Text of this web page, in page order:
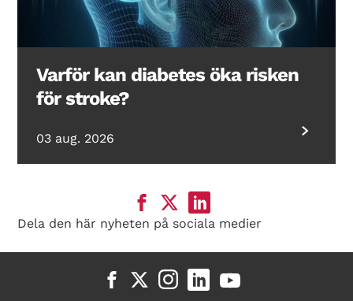
Varför kan diabetes öka risken
för stroke?
03 aug. 2026
Dela den här nyheten på sociala medier